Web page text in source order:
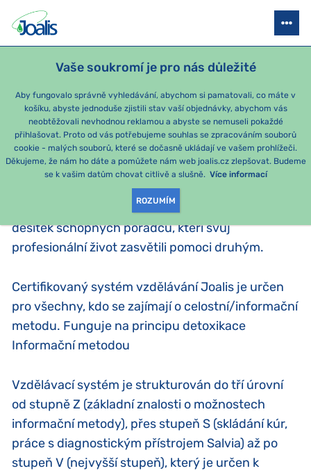
Vaše soukromí je pro nás důležité
Aby fungovalo správně vyhledávání, abychom si pamatovali, co máte v
košíku, abyste jednoduše zjistili stav vaší objednávky, abychom vás
neobtěžovali nevhodnou reklamou a abyste se nemuseli pokaždé
přihlašovat. Proto od vás potřebujeme souhlas se zpracováním souborů
cookie - malých souborů, které se dočasně ukládají ve vašem prohlížeči.
Děkujeme, že nám ho dáte a pomůžete nám web joalis.cz zlepšovat. Budeme
se k vašim datům chovat citlivě a slušně. Více informací
ROZUMÍM
JOALIS AKADEMIE STAŇTE SE PORADCEM SEMINÁŘE
JOALIS AKADEMIE
Aby přípravky Joalis dobře fungovaly a aby co
nejvíce lidí našlo tu správnou pomoc, vyvinul tým
Joalis třístupňový systém vzdělávání a podpory.
Díky tomu může každoročně rozšířit řady o několik
desítek schopných poradců, kteří svůj
profesionální život zasvětili pomoci druhým.
Certifikovaný systém vzdělávání Joalis je určen
pro všechny, kdo se zajímají o celostní/informační
metodu. Funguje na principu detoxikace
Informační metodou
Vzdělávací systém je strukturován do tří úrovní
od stupně Z (základní znalosti o možnostech
informační metody), přes stupeň S (skládání kúr,
práce s diagnostickým přístrojem Salvia) až po
stupeň V (nejvyšší stupeň), který je určen k